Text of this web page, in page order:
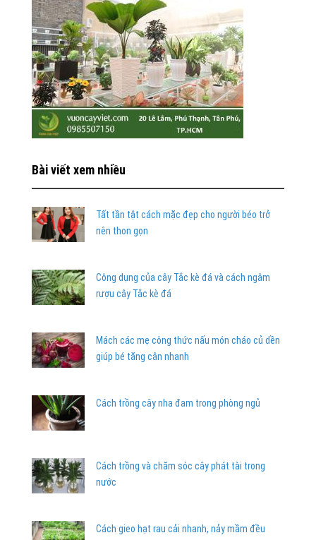
Bài viết xem nhiều
Tất tần tật cách mặc đẹp cho người béo trở
nên thon gọn
Công dụng của cây Tắc kè đá và cách ngâm
rượu cây Tắc kè đá
Mách các mẹ công thức nấu món cháo củ dền
giúp bé tăng cân nhanh
Cách trồng cây nha đam trong phòng ngủ
Cách trồng và chăm sóc cây phát tài trong
nước
Cách gieo hạt rau cải nhanh, nảy mầm đều